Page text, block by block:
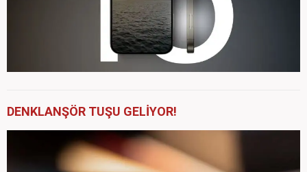
DENKLANŞÖR TUŞU GELİYOR!